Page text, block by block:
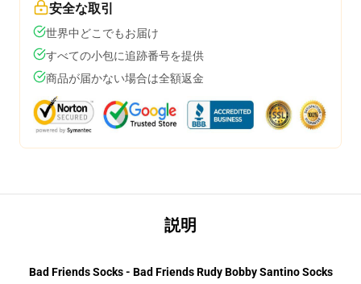
安全な取引
世界中どこでもお届け
すべての小包に追跡番号を提供
商品が届かない場合は全額返金
説明
Bad Friends Socks - Bad Friends Rudy Bobby Santino Socks